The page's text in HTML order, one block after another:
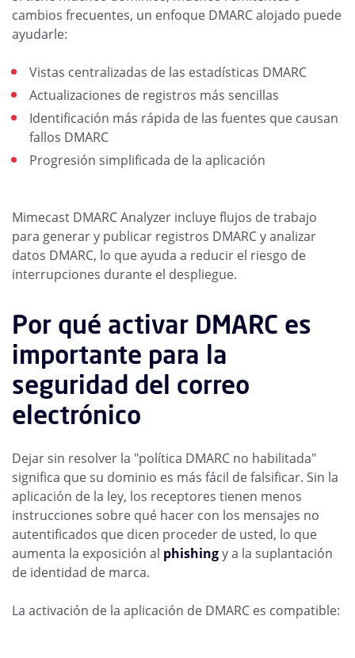
cambios frecuentes, un enfoque DMARC alojado puede
ayudarle:
Vistas centralizadas de las estadísticas DMARC
Actualizaciones de registros más sencillas
Identificación más rápida de las fuentes que causan
fallos DMARC
Progresión simplificada de la aplicación
Mimecast DMARC Analyzer incluye flujos de trabajo
para generar y publicar registros DMARC y analizar
datos DMARC, lo que ayuda a reducir el riesgo de
interrupciones durante el despliegue.
Por qué activar DMARC es
importante para la
seguridad del correo
electrónico
Dejar sin resolver la "política DMARC no habilitada"
significa que su dominio es más fácil de falsificar. Sin la
aplicación de la ley, los receptores tienen menos
instrucciones sobre qué hacer con los mensajes no
autentificados que dicen proceder de usted, lo que
aumenta la exposición al phishingy a la suplantación
de identidad de marca.
La activación de la aplicación de DMARC es compatible: